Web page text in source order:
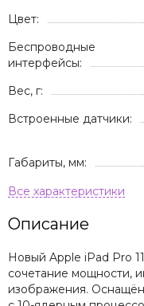
Цвет:
Беспроводные
интерфейсы:
Вес, г:
Встроенные датчики:
Габариты, мм:
Описание
Новый Apple iPad Pro
сочетание мощности,
изображения.